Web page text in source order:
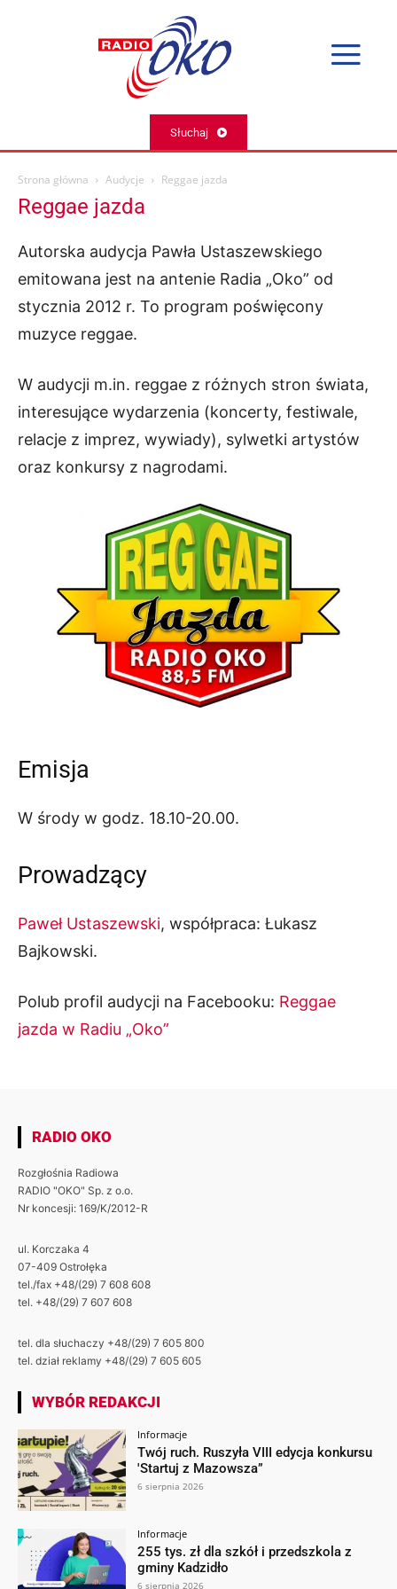
Słuchaj
Strona główna Audycje Reggae jazda
Reggae jazda
Autorska audycja Pawła Ustaszewskiego
emitowana jest na antenie Radia „Oko” od
stycznia 2012 r. To program poświęcony
muzyce reggae.
W audycji m.in. reggae z różnych stron świata,
interesujące wydarzenia (koncerty, festiwale,
relacje z imprez, wywiady), sylwetki artystów
oraz konkursy z nagrodami.
Emisja
W środy w godz. 18.10-20.00.
Prowadzący
Paweł Ustaszewski, współpraca: Łukasz
Bajkowski.
Polub profil audycji na Facebooku: Reggae
jazda w Radiu „Oko”
RADIO OKO
Rozgłośnia Radiowa
RADIO "OKO" Sp. z o.o.
Nr koncesji: 169/K/2012-R
ul. Korczaka 4
07-409 Ostrołęka
tel./fax +48/(29) 7 608 608
tel. +48/(29) 7 607 608
tel. dla słuchaczy +48/(29) 7 605 800
tel. dział reklamy +48/(29) 7 605 605
WYBÓR REDAKCJI
Informacje
Twój ruch. Ruszyła VIII edycja konkursu
'Startuj z Mazowsza”
6 sierpnia 2026
Informacje
255 tys. zł dla szkół i przedszkola z
gminy Kadzidło
6 sierpnia 2026